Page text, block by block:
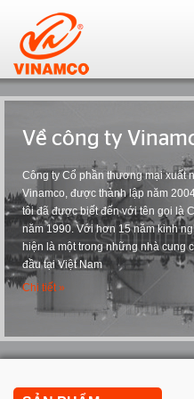
Về công ty
Công ty Cổ phần thương mại xuất
Vinamco, được thành lập năm
tôi đã được biết đến với tên gọi là
năm 1990. Với hơn 15 năm kinh
hiện là một trong những nhà cung
đầu tại Việt Nam
Chi tiết »